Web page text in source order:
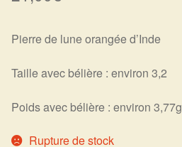
Sels de bain
Pierre de lune orangée d’Inde
Taille avec bélière : environ 3,2
Poids avec bélière : environ 3,77g
Rupture de stock